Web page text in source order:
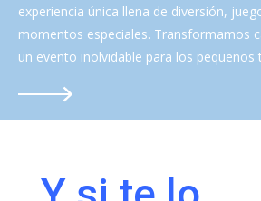
experiencia única llena de diversión,
momentos especiales. Transformamos
un evento inolvidable para los pequeños